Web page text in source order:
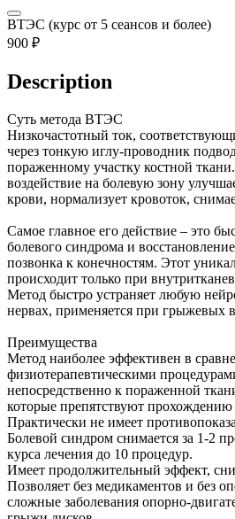
ВТЭС (курс от 5 сеансов и более)
900 ₽
Description
Суть метода ВТЭС
Низкочастотный ток,
через тонкую иглу-проводник
пораженному участку костной
воздействие на болевую зону
крови, нормализует кровоток,
Самое главное его действие – это
болевого синдрома и
позвонка к конечностям. Этот
происходит только при
Метод быстро устраняет любую
нервах, применяется при грыжевых
Преимущества
Метод наиболее эффективен в
физиотерапевтическими
непосредственно к пораженной
которые препятствуют прохождению
Практически не имеет
Болевой синдром снимается за 1-2
курса лечения до 10 процедур.
Имеет продолжительный эффект,
Позволяет без медикаментов и без
сложные заболевания опорно-